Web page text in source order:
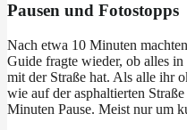
Pausen und Fotostopps
Nach etwa 10 Minuten
Guide fragte wieder, ob alles
mit der Straße hat. Als alle ihr
wie auf der asphaltierten
Minuten Pause. Meist nur um